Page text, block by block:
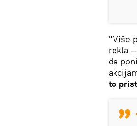
"Više
rekla
da
to